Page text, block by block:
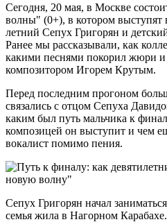
Сегодня, 20 мая, в Москве
волны" (0+), в котором выступят
летний Сепух Григорян и
Ранее мы рассказывали, как
какими песнями покорил жюри и
композитором Игорем Крутым.
Перед последним прогоном
связались с отцом Сепуха
каким был путь мальчика к
композицей он выступит и чем
вокалист помимо пения.
Сепух Григорян начал
семья жила в Нагорном